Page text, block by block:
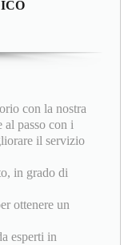
con la nostra
al passo con i
il servizio
in grado di
ottenere un
esperti in